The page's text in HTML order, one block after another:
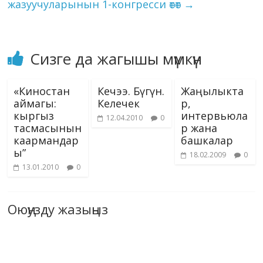
жазуучуларынын 1-конгресси өтөт →
Сизге да жагышы мүмкүн
«Киностан
аймагы:
кыргыз
тасмасынын
каармандар
ы”
13.01.2010 0
Кечээ. Бүгүн.
Келечек
12.04.2010 0
Жаңылыкта
р,
интервьюла
р жана
башкалар
18.02.2009 0
Оюңузду жазыңыз